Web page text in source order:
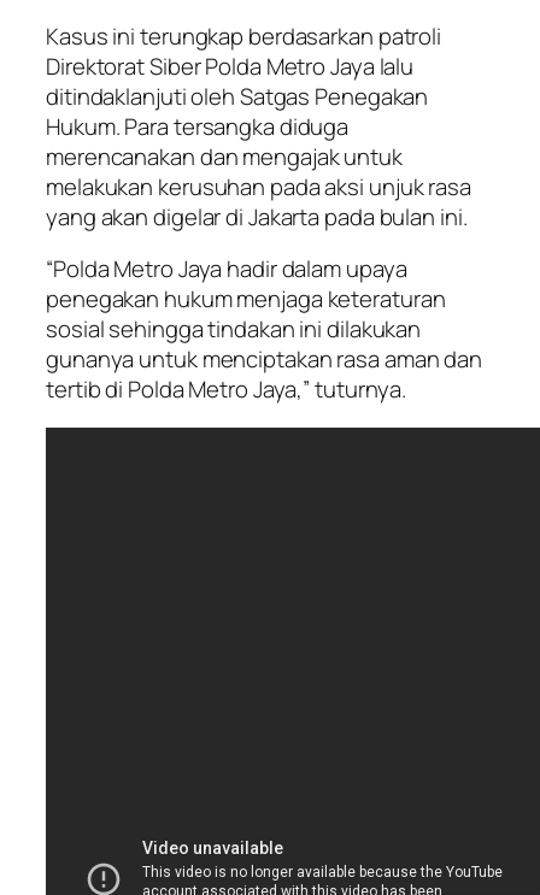
Kasus ini terungkap berdasarkan patroli
Direktorat Siber Polda Metro Jaya lalu
ditindaklanjuti oleh Satgas Penegakan
Hukum. Para tersangka diduga
merencanakan dan mengajak untuk
melakukan kerusuhan pada aksi unjuk rasa
yang akan digelar di Jakarta pada bulan ini.
“Polda Metro Jaya hadir dalam upaya
penegakan hukum menjaga keteraturan
sosial sehingga tindakan ini dilakukan
gunanya untuk menciptakan rasa aman dan
tertib di Polda Metro Jaya,” tuturnya.